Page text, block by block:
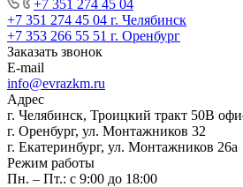
+7 351 274 45 04
+7 351 274 45 04 г. Челябинск
+7 353 266 55 51 г. Оренбург
Заказать звонок
E-mail
info@evrazkm.ru
Адрес
г. Челябинск, Троицкий тракт 50В
г. Оренбург, ул. Монтажников 32
г. Екатеринбург, ул. Монтажников 26а
Режим работы
Пн. – Пт.: с 9:00 до 18:00